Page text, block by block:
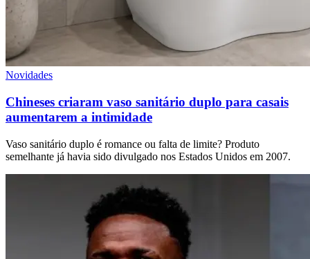
Novidades
Chineses criaram vaso sanitário duplo para casais
aumentarem a intimidade
Vaso sanitário duplo é romance ou falta de limite? Produto
semelhante já havia sido divulgado nos Estados Unidos em 2007.